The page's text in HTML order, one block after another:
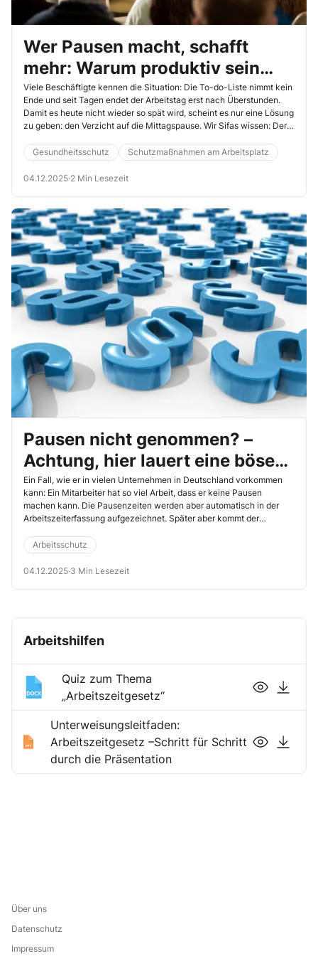
Wer Pausen macht, schafft
mehr: Warum produktiv sein
nicht bedeutet durchzuarbeiten
Viele Beschäftigte kennen die Situation: Die To-do-Liste nimmt kein
Ende und seit Tagen endet der Arbeitstag erst nach Überstunden.
Damit es heute nicht wieder so spät wird, scheint es nur eine Lösung
zu geben: den Verzicht auf die Mittagspause. Wir Sifas wissen: Der
Fehlerquote, doch in einer Leistungsgesellschaft kann der
Pausenverzicht schnell zum Statussymbol werden. Eine harte Nuss
für Ihre Unterweisung.
Gesundheitsschutz Schutzmaßnahmen am Arbeitsplatz
04.12.2025·2 Min Lesezeit
Pausen nicht genommen? –
Achtung, hier lauert eine böse
Überstundenfalle!
Ein Fall, wie er in vielen Unternehmen in Deutschland vorkommen
kann: Ein Mitarbeiter hat so viel Arbeit, dass er keine Pausen
machen kann. Die Pausenzeiten werden aber automatisch in der
Arbeitszeiterfassung aufgezeichnet. Später aber kommt der
die Überstundenvergütung für seine ausgefallenen Pausen haben.
Dass dieser Gedankengang richtig ist, sagt auch das
Bundesarbeitsgericht in Erfurth (BAG, 12.2.2025, Az. 5 AZR 51/24).
Arbeitsschutz
04.12.2025·3 Min Lesezeit
Arbeitshilfen
Quiz zum Thema
„Arbeitszeitgesetz“
Unterweisungsleitfaden:
Arbeitszeitgesetz –Schritt für Schritt
durch die Präsentation
Über uns
Datenschutz
Impressum